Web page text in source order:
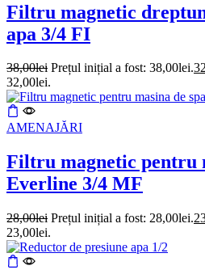
Filtru magnetic
apa 3/4 FI
38,00lei Prețul inițial a fost: 38,00lei.
32,00lei.
AMENAJĂRI
Filtru magnetic pentru
Everline 3/4 MF
28,00lei Prețul inițial a fost: 28,00lei.
23,00lei.